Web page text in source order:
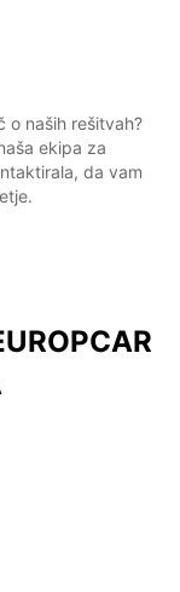
o naših rešitvah?
ekipa za
da vam